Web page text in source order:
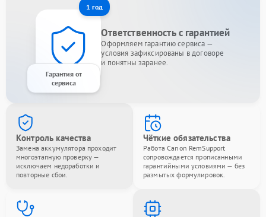
1 год
Гарантия от
сервиса
Ответственность с гарантией
Оформляем гарантию сервиса —
условия зафиксированы в договоре
и понятны заранее.
Контроль качества
Замена аккумулятора проходит
многоэтапную проверку —
исключаем недоработки и
повторные сбои.
Чёткие обязательства
Работа Canon RemSupport
сопровождается прописанными
гарантийными условиями — без
размытых формулировок.